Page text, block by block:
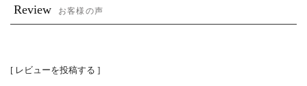
Review お客様の声
[ レビューを投稿する ]